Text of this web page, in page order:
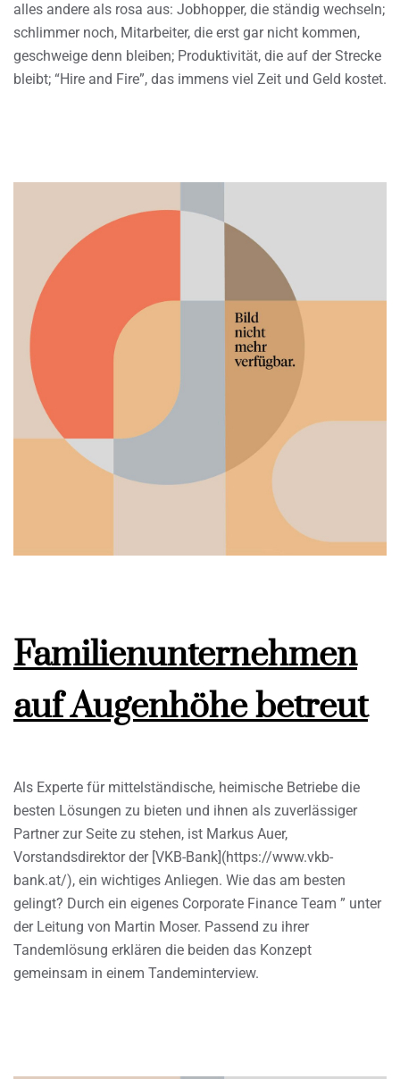
alles andere als rosa aus: Jobhopper, die ständig wechseln;
schlimmer noch, Mitarbeiter, die erst gar nicht kommen,
geschweige denn bleiben; Produktivität, die auf der Strecke
bleibt; “Hire and Fire”, das immens viel Zeit und Geld kostet.
Familienunternehmen
auf Augenhöhe betreut
Als Experte für mittelständische, heimische Betriebe die
besten Lösungen zu bieten und ihnen als zuverlässiger
Partner zur Seite zu stehen, ist Markus Auer,
Vorstandsdirektor der [VKB-Bank](https://www.vkb-
bank.at/), ein wichtiges Anliegen. Wie das am besten
gelingt? Durch ein eigenes Corporate Finance Team ” unter
der Leitung von Martin Moser. Passend zu ihrer
Tandemlösung erklären die beiden das Konzept
gemeinsam in einem Tandeminterview.